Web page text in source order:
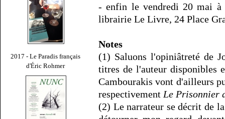
2017 - Le Paradis français
d'Éric Rohmer
- enfin le vendredi 20 mai à
librairie Le Livre, 24 Place
Notes
(1) Saluons l'opiniâtreté de
titres de l'auteur disponibles
Cambourakis vont d'ailleurs
respectivement Le Prisonnier
(2) Le narrateur se décrit de